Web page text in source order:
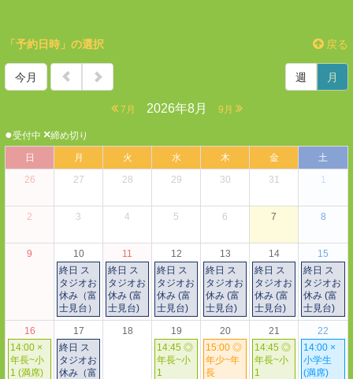
戻る
「予約日時」の選択
今月
7月 2026年8月 9月
週 月
●受付中 ×締め切り
日
月 火 水 木 金
土
26
27 28 29 30 31 1
2 3 4 5 6 7 8
9
10
終日 ス
タジオお
休み（富
士見台）
11
終日 ス
タジオお
休み (富
士見台)
12
終日 ス
タジオお
休み (富
士見台)
13
終日 ス
タジオお
休み (富
士見台)
14
終日 ス
タジオお
休み (富
士見台)
15
終日 ス
タジオお
休み (富
士見台)
16
14:00 ×
年長~小
1 (満席)
17
終日 ス
タジオお
休み（富
18
19
14:45 ◎
年長~小
1
20
15:00 ◎
年少~年
長
21
14:45 ◎
年長~小
1
22
14:00 ×
小学生
(満席)